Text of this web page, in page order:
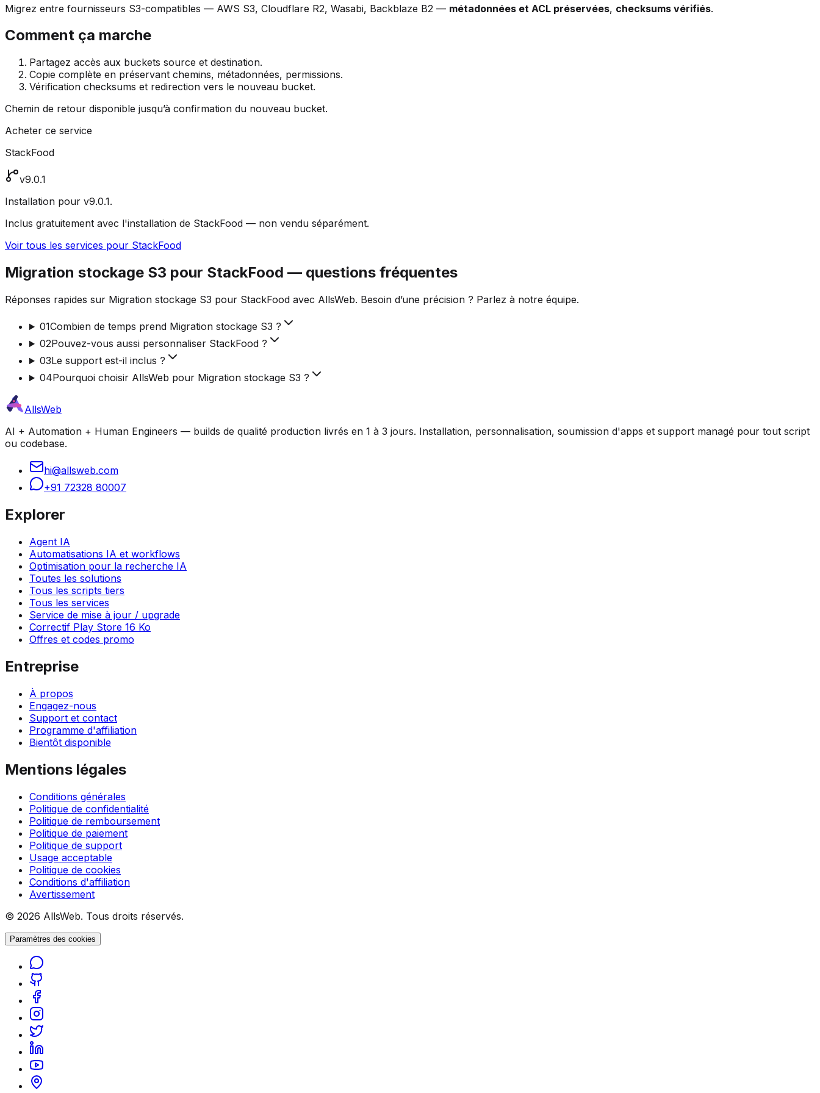
Migrez entre fournisseurs S3-compatibles — AWS S3, Cloudflare R2, Wasabi, Backblaze B2 — métadonnées et ACL préservées, checksums vérifiés.
Comment ça marche
Partagez accès aux buckets source et destination.
Copie complète en préservant chemins, métadonnées, permissions.
Vérification checksums et redirection vers le nouveau bucket.
Chemin de retour disponible jusqu’à confirmation du nouveau bucket.
Acheter ce service
StackFood
v9.0.1
Installation pour v9.0.1.
Inclus gratuitement avec l'installation de StackFood — non vendu séparément.
Voir tous les services pour StackFood
Migration stockage S3 pour StackFood — questions fréquentes
Réponses rapides sur Migration stockage S3 pour StackFood avec AllsWeb. Besoin d’une précision ? Parlez à notre équipe.
01Combien de temps prend Migration stockage S3 ?
02Pouvez-vous aussi personnaliser StackFood ?
03Le support est-il inclus ?
04Pourquoi choisir AllsWeb pour Migration stockage S3 ?
AllsWeb
AI + Automation + Human Engineers — builds de qualité production livrés en 1 à 3 jours. Installation, personnalisation, soumission d'apps et support managé pour tout script
ou codebase.
hi@allsweb.com
+91 72328 80007
Explorer
Agent IA
Automatisations IA et workflows
Optimisation pour la recherche IA
Toutes les solutions
Tous les scripts tiers
Tous les services
Service de mise à jour / upgrade
Correctif Play Store 16 Ko
Offres et codes promo
Entreprise
À propos
Engagez-nous
Support et contact
Programme d'affiliation
Bientôt disponible
Mentions légales
Conditions générales
Politique de confidentialité
Politique de remboursement
Politique de paiement
Politique de support
Usage acceptable
Politique de cookies
Conditions d'affiliation
Avertissement
© 2026 AllsWeb. Tous droits réservés.
Paramètres des cookies